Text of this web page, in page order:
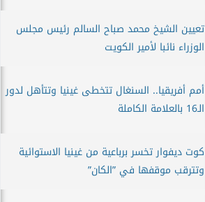
تعيين الشيخ محمد صباح السالم رئيس مجلس
الوزراء نائبا لأمير الكويت
أمم أفريقيا.. السنغال تتخطى غينيا وتتأهل لدور
الـ16 بالعلامة الكاملة
كوت ديفوار تخسر برباعية من غينيا الاستوائية
وتترقب موقفها في ”الكان”